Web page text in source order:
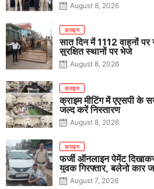
August 8, 2026
क्राइम
सात दिन में 1112 वाहनों पर
सुरक्षित स्थानों पर भेजे
August 8, 2026
क्राइम
क्राइम मीटिंग में एएसपी के
जल्द करें निस्तारण
August 8, 2026
क्राइम
फर्जी ऑनलाइन पेमेंट
युवक गिरफ्तार, बलेनो कार
August 7, 2026